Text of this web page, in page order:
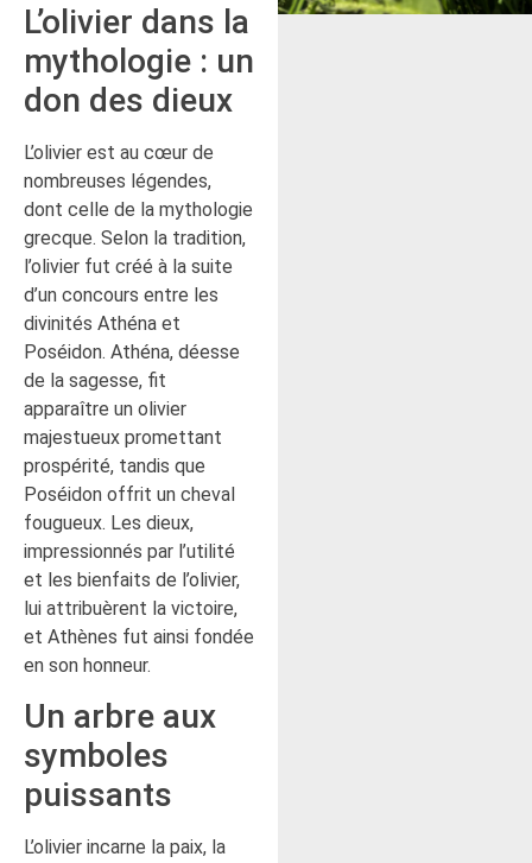
L’olivier dans la
mythologie : un
don des dieux
L’olivier est au cœur de
nombreuses légendes,
dont celle de la mythologie
grecque. Selon la tradition,
l’olivier fut créé à la suite
d’un concours entre les
divinités Athéna et
Poséidon. Athéna, déesse
de la sagesse, fit
apparaître un olivier
majestueux promettant
prospérité, tandis que
Poséidon offrit un cheval
fougueux. Les dieux,
impressionnés par l’utilité
et les bienfaits de l’olivier,
lui attribuèrent la victoire,
et Athènes fut ainsi fondée
en son honneur.
Un arbre aux
symboles
puissants
L’olivier incarne la paix, la